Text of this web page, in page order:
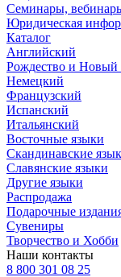
Семинары,
Юридическая
Каталог
Английский
Рождество и Новый
Немецкий
Французский
Испанский
Итальянский
Восточные языки
Скандинавские
Славянские языки
Другие языки
Распродажа
Подарочные
Сувениры
Творчество и Хобби
Наши контакты
8 800 301 08 25